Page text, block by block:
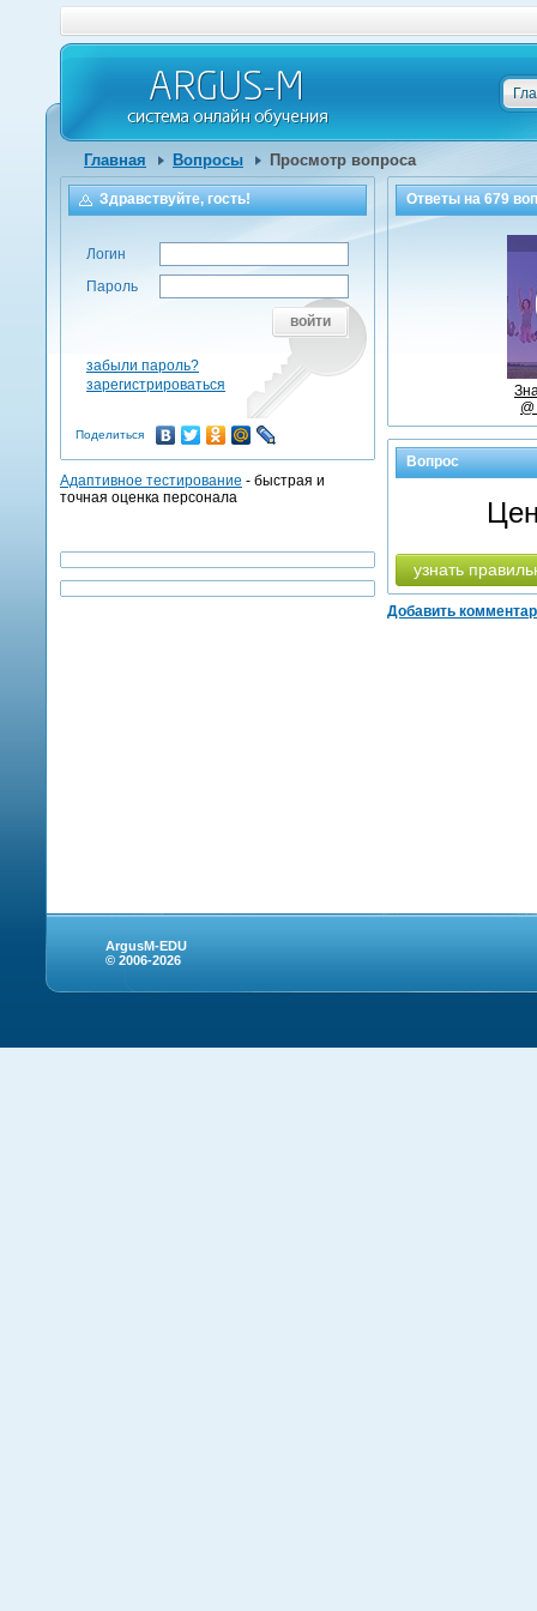
Главная Вопросы Просмотр вопроса
Ответы на679
Вопрос
узнать
Добавить
Здравствуйте, гость!
Логин
Пароль
войти
забыли пароль?
зарегистрироваться
Поделиться
Адаптивное тестирование - быстрая и
точная оценка персонала
ArgusM-EDU
© 2006-2026